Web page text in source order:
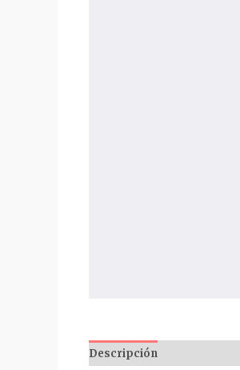
Descripción